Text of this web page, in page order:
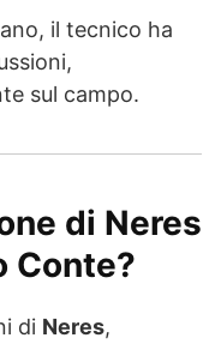
il tecnico ha
sul campo.
di Neres
Conte?
di Neres,